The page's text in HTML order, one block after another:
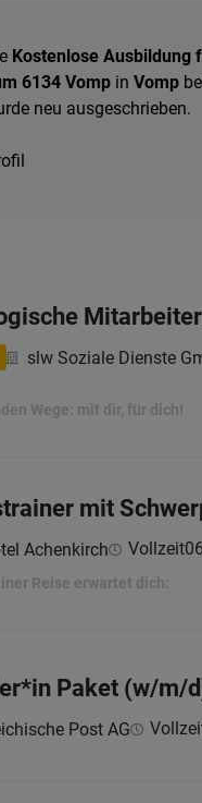
Kostenlose
6134 Vomp in Vomp
neu ausgeschrieben.
slw Soziale Dienste
Wege: mit dir, für dich!
mit
Achenkirch Vollzeit
Reise erwartet dich:
Paket (w/m/
Post AG